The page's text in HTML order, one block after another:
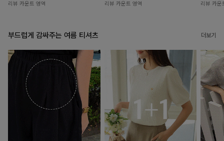
리뷰 카운트 영역 리뷰 카운트 영역 리뷰 카운
부드럽게 감싸주는 여름 티셔츠 더보기